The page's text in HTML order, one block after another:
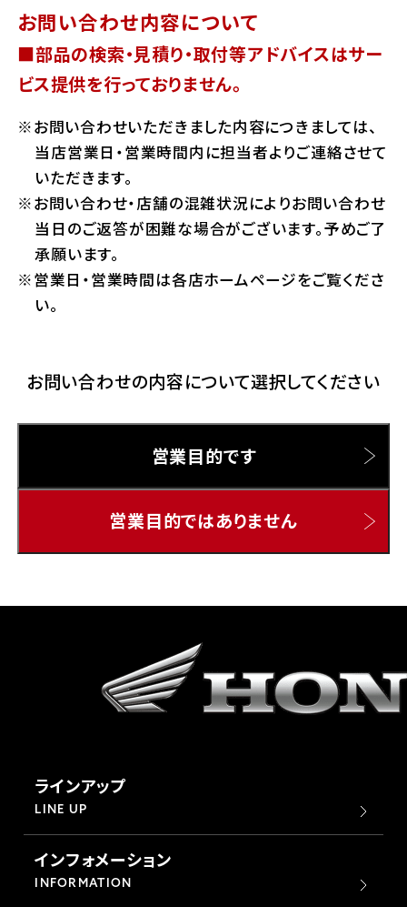
ドメイン指定受信手順
Yahoo!メールをご利用の方
Hotmailをご利用の方
Gmailをご利用の方
お問い合わせ内容について
■部品の検索・見積り・取付等アドバイスはサー
ビス提供を行っておりません。
お問い合わせいただきました内容につきましては、
当店営業日・営業時間内に担当者よりご連絡させて
いただきます。
お問い合わせ・店舗の混雑状況によりお問い合わせ
当日のご返答が困難な場合がございます。予めご了
承願います。
営業日・営業時間は各店ホームページをご覧くださ
い。
お問い合わせの内容について選択してください
営業目的です
営業目的ではありません
ラインアップ
LINE UP
インフォメーション
INFORMATION
ホンダドリーム 横浜旭
ホンダドリーム 川崎宮前
千葉県
ホンダドリーム 船橋
ホンダドリーム 松戸
埼玉県
ホンダドリーム 鴻巣
ホンダドリーム 狭山
ホンダドリーム 東浦和
ホンダドリーム 新座
茨城県
ホンダドリーム 神戸灘
ホンダドリーム 尼崎
ホンダドリーム 姫路
ホンダドリーム 西宮甲子園
奈良県
ホンダドリーム 奈良